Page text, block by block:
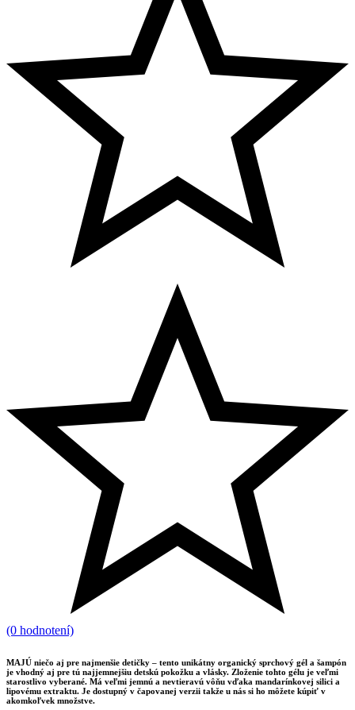
(0 hodnotení)
MAJÚ niečo aj pre najmenšie detičky – tento unikátny organický sprchový gél a šampón
je vhodný aj pre tú najjemnejšiu detskú pokožku a vlásky. Zloženie tohto gélu je veľmi
starostlivo vyberané. Má veľmi jemnú a nevtieravú vôňu vďaka mandarínkovej silici a
lipovému extraktu. Je dostupný v čapovanej verzii takže u nás si ho môžete kúpiť v
akomkoľvek množstve.